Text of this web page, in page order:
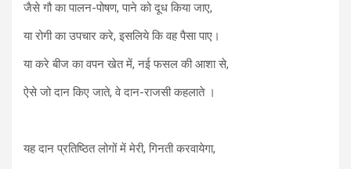
जैसे गौ का पालन-पोषण, पाने को दूध किया जाए,
या रोगी का उपचार करे, इसलिये कि वह पैसा पाए।
या करे बीज का वपन खेत में, नई फसल की आशा से,
ऐसे जो दान किए जाते, वे दान-राजसी कहलाते ।
यह दान प्रतिष्ठित लोगों में मेरी, गिनती करवायेगा,